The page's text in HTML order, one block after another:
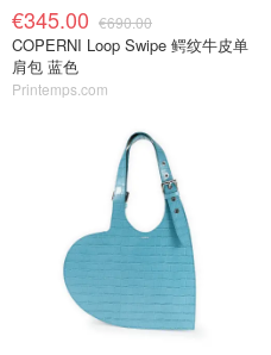
€345.00 €690.00
COPERNI Loop Swipe 鳄纹牛皮单
肩包 蓝色
Printemps.com